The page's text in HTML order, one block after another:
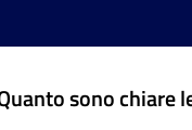
sono chiare